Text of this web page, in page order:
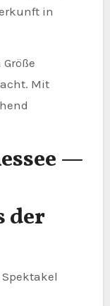
in
Mit
—
der